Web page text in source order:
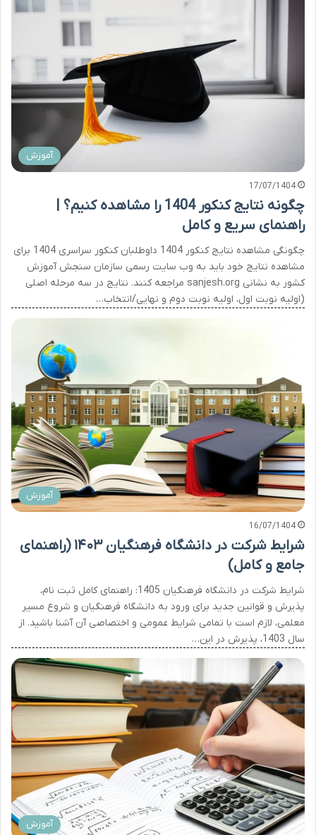
آموزش
17/07/1404
چگونه نتایج کنکور 1404 را مشاهده کنیم؟ |
راهنمای سریع و کامل
چگونگی مشاهده نتایج کنکور 1404 داوطلبان کنکور سراسری 1404 برای
مشاهده نتایج خود باید به وب سایت رسمی سازمان سنجش آموزش
کشور به نشانی sanjesh.org مراجعه کنند. نتایج در سه مرحله اصلی
(اولیه نوبت اول، اولیه نوبت دوم و نهایی/انتخاب…
آموزش
16/07/1404
شرایط شرکت در دانشگاه فرهنگیان ۱۴۰۳ (راهنمای
جامع و کامل)
شرایط شرکت در دانشگاه فرهنگیان 1405: راهنمای کامل ثبت نام،
پذیرش و قوانین جدید برای ورود به دانشگاه فرهنگیان و شروع مسیر
معلمی، لازم است با تمامی شرایط عمومی و اختصاصی آن آشنا باشید. از
سال 1403، پذیرش در این…
آموزش